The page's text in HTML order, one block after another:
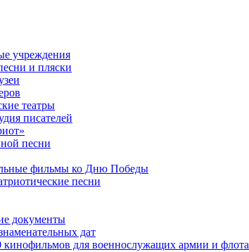
учреждения
и пляски
театры
писателей
песни
фильмы ко Дню Победы
песни
документы
дат
кинофильмов для военнослужащих армии и флота